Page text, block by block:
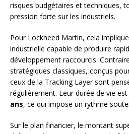
risques budgétaires et techniques,
pression forte sur les industriels.
Pour Lockheed Martin, cela
industrielle capable de produire
développement raccourcis.
stratégiques classiques, conçus
ceux de la Tracking Layer sont
régulièrement. Leur durée de vie
ans, ce qui impose un rythme
Sur le plan financier, le montant